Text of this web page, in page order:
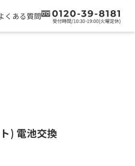
くある質問
) 電池交換